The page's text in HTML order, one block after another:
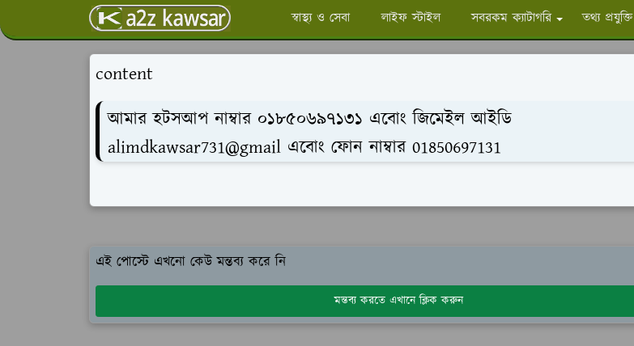
স্বাস্থ্য ও সেবা লাইফ স্টাইল সবরকম ক্যাটাগরি তথ্য প্রযুক্তি
content
আমার হটসআপ নাম্বার ০১৮৫০৬৯৭১৩১ এবোং জিমেইল আইডি
alimdkawsar731@gmail এবোং ফোন নাম্বার 01850697131
এই পোস্টে এখনো কেউ মন্তব্য করে নি
মন্তব্য করতে এখানে ক্লিক করুন